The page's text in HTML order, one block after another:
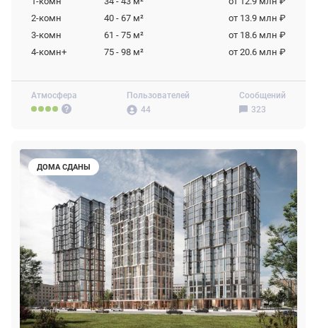
Атмосфера
Пользователей
44
Сообщений
323
2-комн
40 - 67 м²
от 13.9 млн ₽
3-комн
61 - 75 м²
от 18.6 млн ₽
4-комн+
75 - 98 м² от 20.6 млн ₽
ДОМА СДАНЫ